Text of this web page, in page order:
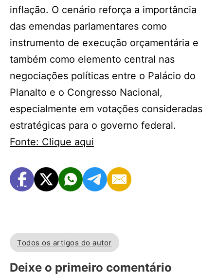
inflação. O cenário reforça a importância
das emendas parlamentares como
instrumento de execução orçamentária e
também como elemento central nas
negociações políticas entre o Palácio do
Planalto e o Congresso Nacional,
especialmente em votações consideradas
estratégicas para o governo federal.
Fonte: Clique aqui
Todos os artigos do autor
Deixe o primeiro comentário